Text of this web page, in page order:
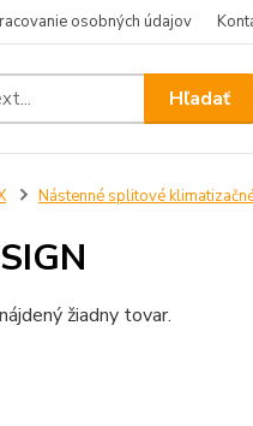
osobných údajov
Hľadať
Nástenné splitové
žiadny tovar.